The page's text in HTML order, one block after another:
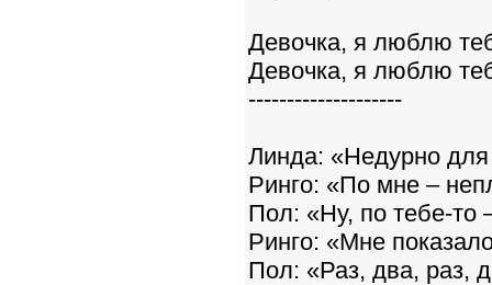
Девочка, я люблю
Девочка, я люблю
--------------------
Линда: «Недурно для
Ринго: «По мне –
Пол: «Ну, по тебе-то
Ринго: «Мне
Пол: «Раз, два, раз,